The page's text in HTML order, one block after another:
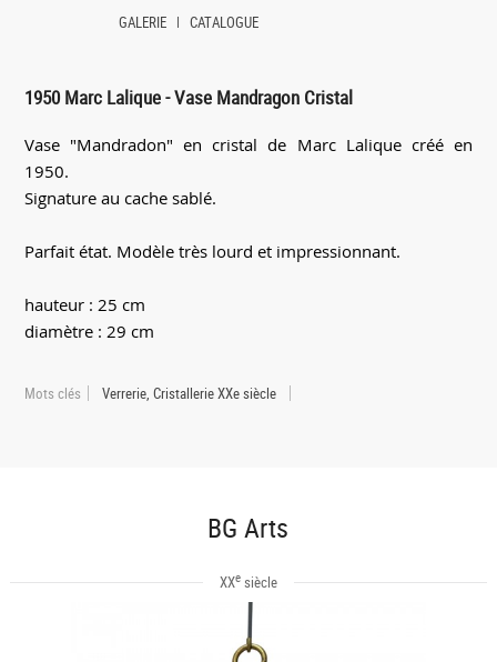
GALERIE CATALOGUE
1950 Marc Lalique - Vase Mandragon Cristal
Vase "Mandradon" en cristal de Marc Lalique créé en
1950.
Signature au cache sablé.
Parfait état. Modèle très lourd et impressionnant.
hauteur : 25 cm
diamètre : 29 cm
Mots clés Verrerie, Cristallerie XXe siècle
BG Arts
XXesiècle